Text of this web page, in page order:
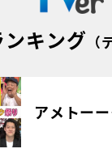
キング （
アメトーー